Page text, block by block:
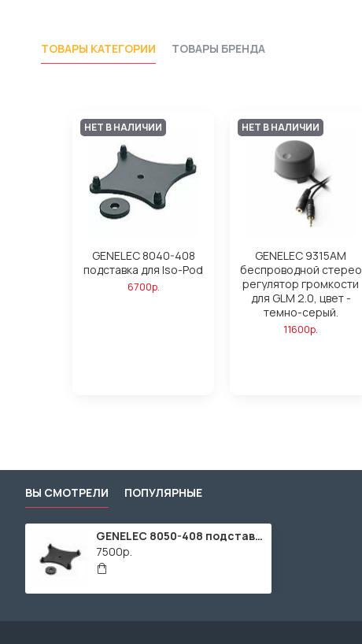
ТОВАРЫ КАТЕГОРИИ ТОВАРЫ БРЕНДА
НЕТ В НАЛИЧИИ
GENELEC 8040-408
подставка для Iso-Pod
6700р.
НЕТ В НАЛИЧИИ
GENELEC 9315AM
беспроводной стерео
регулятор громкости
для GLM 2.0, цвет -
темно-серый.
11600р.
ВЫ СМОТРЕЛИ ПОПУЛЯРНЫЕ
GENELEC 8050-408 подставка для Iso-Pod
7500р.